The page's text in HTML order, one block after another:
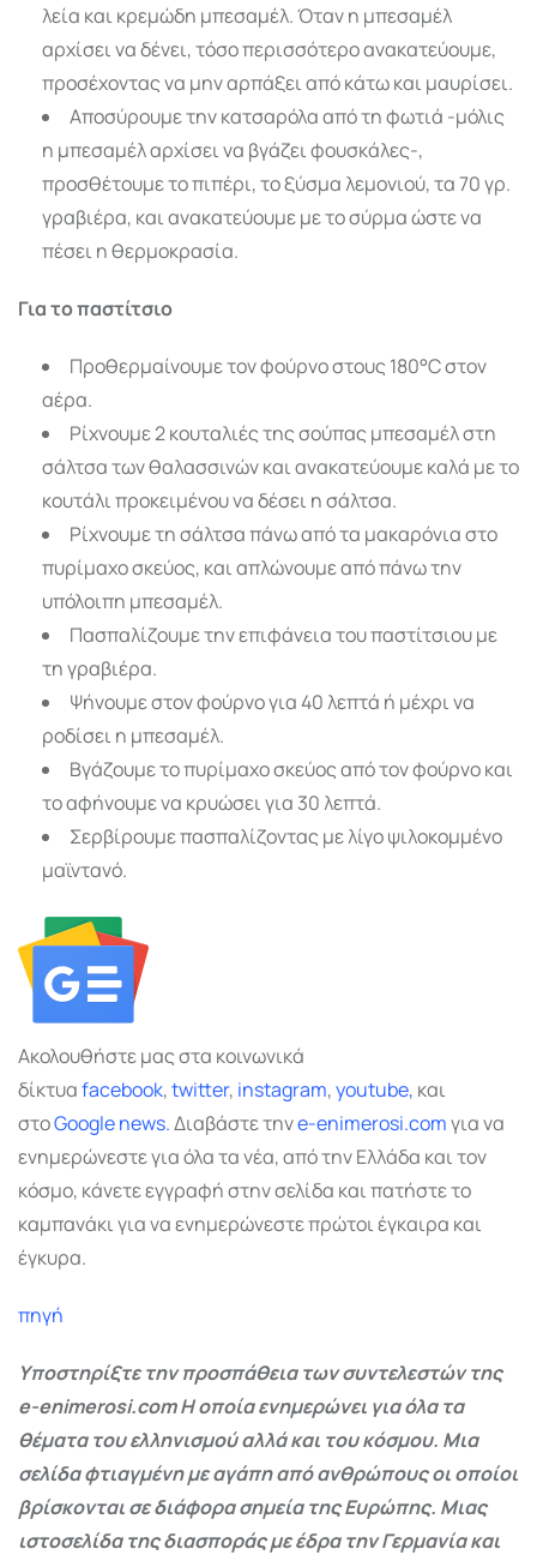
λεία και κρεμώδη μπεσαμέλ. Όταν η μπεσαμέλ
αρχίσει να δένει, τόσο περισσότερο ανακατεύουμε,
προσέχοντας να μην αρπάξει από κάτω και μαυρίσει.
Αποσύρουμε την κατσαρόλα από τη φωτιά -μόλις
η μπεσαμέλ αρχίσει να βγάζει φουσκάλες-,
προσθέτουμε το πιπέρι, το ξύσμα λεμονιού, τα 70 γρ.
γραβιέρα, και ανακατεύουμε με το σύρμα ώστε να
πέσει η θερμοκρασία.
Για το παστίτσιο
Προθερμαίνουμε τον φούρνο στους 180°C στον
αέρα.
Ρίχνουμε 2 κουταλιές της σούπας μπεσαμέλ στη
σάλτσα των θαλασσινών και ανακατεύουμε καλά με το
κουτάλι προκειμένου να δέσει η σάλτσα.
Ρίχνουμε τη σάλτσα πάνω από τα μακαρόνια στο
πυρίμαχο σκεύος, και απλώνουμε από πάνω την
υπόλοιπη μπεσαμέλ.
Πασπαλίζουμε την επιφάνεια του παστίτσιου με
τη γραβιέρα.
Ψήνουμε στον φούρνο για 40 λεπτά ή μέχρι να
ροδίσει η μπεσαμέλ.
Βγάζουμε το πυρίμαχο σκεύος από τον φούρνο και
το αφήνουμε να κρυώσει για 30 λεπτά.
Σερβίρουμε πασπαλίζοντας με λίγο ψιλοκομμένο
μαϊντανό.
Ακολουθήστε μας στα κοινωνικά
δίκτυαfacebook,twitter, instagram,youtube, και
στοGooglenews.Διαβάστε τηνe-enimerosi.comγια να
ενημερώνεστε για όλα τα νέα, από την Ελλάδα και τον
κόσμο, κάνετε εγγραφή στην σελίδα και πατήστε το
καμπανάκι για να ενημερώνεστε πρώτοι έγκαιρα και
έγκυρα.
πηγή
Υποστηρίξτε την προσπάθεια των συντελεστών της
e-enimerosi.com Η οποία ενημερώνει για όλα τα
θέματα του ελληνισμού αλλά και του κόσμου. Μια
σελίδα φτιαγμένη με αγάπη από ανθρώπους οι οποίοι
βρίσκονται σε διάφορα σημεία της Ευρώπης. Μιας
ιστοσελίδα της διασποράς με έδρα την Γερμανία και